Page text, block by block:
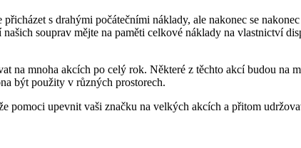
přicházet s drahými počátečními náklady, ale nakonec se
souprav mějte na paměti celkové náklady na vlastnictví
na mnoha akcích po celý rok. Některé z těchto akcí budou
být použity v různých prostorech.
pomoci upevnit vaši značku na velkých akcích a přitom